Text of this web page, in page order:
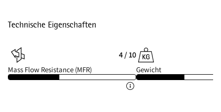
Technische Eigenschaften
4 / 10
Mass Flow Resistance (MFR) Gewicht